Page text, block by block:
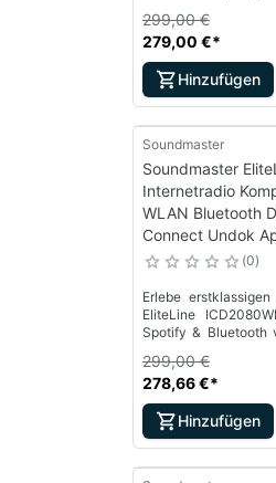
279,00 €*
299,00 €
Hinzufügen
Soundmaster
Soundmaster
Internetradio
WLAN Bluetooth
Connect Undok
0
Erlebe
EliteLine
Spotify & Bluetooth
Ansprüchen!
278,66 €*
299,00 €
Hinzufügen